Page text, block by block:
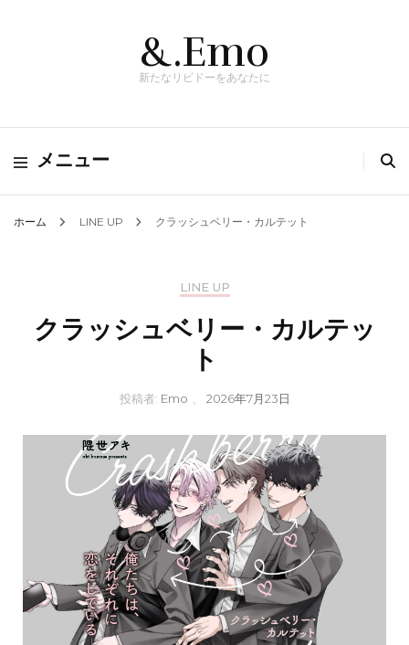
&.Emo
新たなリビドーをあなたに
メニュー
ホーム LINE UP クラッシュベリー・カルテット
LINE UP
クラッシュベリー・カルテッ
ト
投稿者: Emo 2026年7月23日